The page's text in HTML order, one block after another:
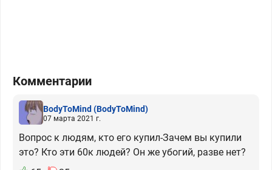
Комментарии
BodyToMind(BodyToMind)
07 марта 2021 г.
Вопрос к людям, кто его купил-Зачем вы купили
это? Кто эти 60к людей? Он же убогий, разве нет?